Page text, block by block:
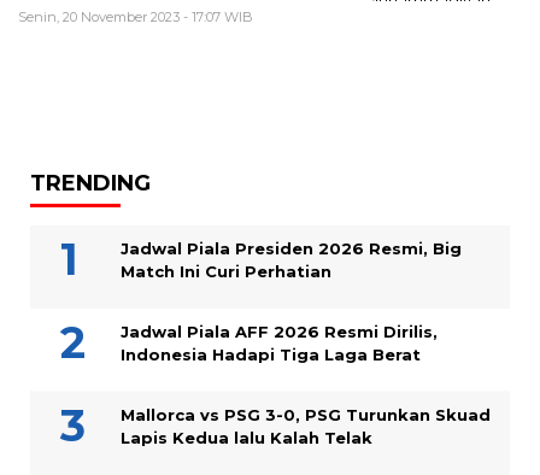
Senin, 20 November 2023 - 17:07 WIB
TRENDING
Jadwal Piala Presiden 2026 Resmi, Big
Match Ini Curi Perhatian
Jadwal Piala AFF 2026 Resmi Dirilis,
Indonesia Hadapi Tiga Laga Berat
Mallorca vs PSG 3-0, PSG Turunkan Skuad
Lapis Kedua lalu Kalah Telak